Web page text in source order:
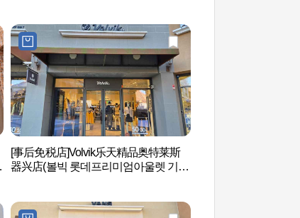
[事后免税店]Volvik乐天精品奥特莱斯
器兴店(볼빅 롯데프리미엄아울렛 기흥